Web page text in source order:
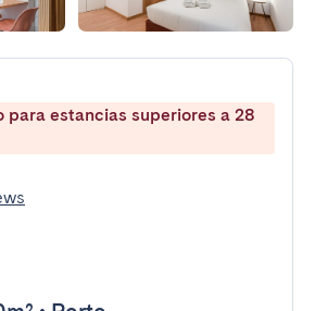
para estancias superiores a 28